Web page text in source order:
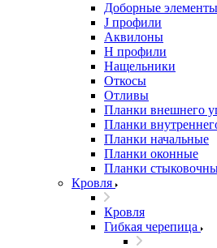
Доборные
J профили
Аквилоны
Н профили
Нащельники
Откосы
Отливы
Планки внешнего
Планки
Планки начальные
Планки оконные
Планки
Кровля
Кровля
Гибкая черепица